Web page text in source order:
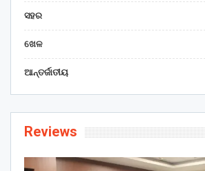
ସହର
ଖେଳ
ଆନ୍ତର୍ଜାତୀୟ
Reviews